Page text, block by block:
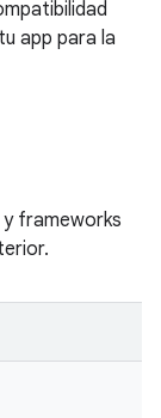
app para la
frameworks